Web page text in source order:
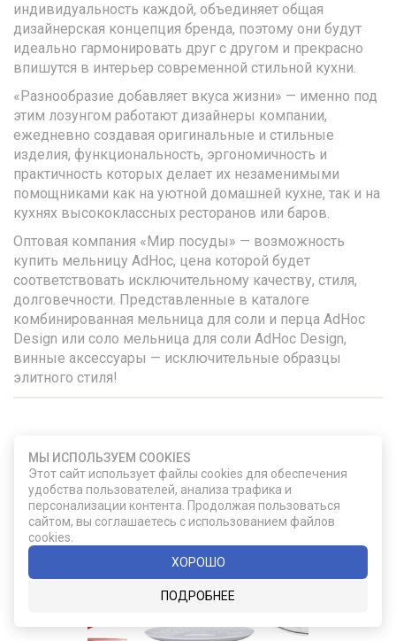
индивидуальность каждой, объединяет общая
дизайнерская концепция бренда, поэтому они будут
идеально гармонировать друг с другом и прекрасно
впишутся в интерьер современной стильной кухни.
«Разнообразие добавляет вкуса жизни» — именно под
этим лозунгом работают дизайнеры компании,
ежедневно создавая оригинальные и стильные
изделия, функциональность, эргономичность и
практичность которых делает их незаменимыми
помощниками как на уютной домашней кухне, так и на
кухнях высококлассных ресторанов или баров.
Оптовая компания «Мир посуды» — возможность
купить мельницу AdHoc, цена которой будет
соответствовать исключительному качеству, стиля,
долговечности. Представленные в каталоге
комбинированная мельница для соли и перца AdHoc
Design или соло мельница для соли AdHoc Design,
винные аксессуары — исключительные образцы
элитного стиля!
УДАЧНЫЙ ВЫБОР
МЫ ИСПОЛЬЗУЕМ COOKIES
Этот сайт использует файлы cookies для обеспечения
удобства пользователей, анализа трафика и
персонализации контента. Продолжая пользоваться
сайтом, вы соглашаетесь с использованием файлов
cookies.
ХОРОШО
ПОДРОБНЕЕ